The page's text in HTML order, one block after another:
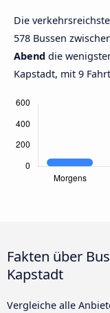
Die
578 Bussen
Abend die
Kapstadt, mit 9
Fakten über
Kapstadt
Vergleiche alle